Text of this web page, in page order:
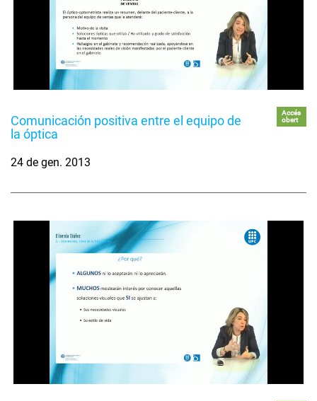
Comunicación positiva entre el equipo de
la óptica
Accés
obert
24 de gen. 2013